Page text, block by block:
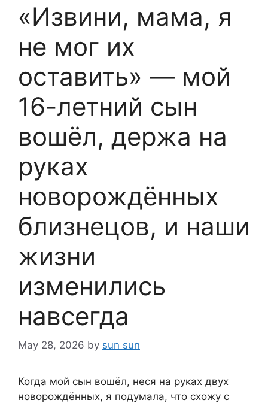
«Извини, мама, я
не мог их
оставить» — мой
16-летний сын
вошёл, держа на
руках
новорождённых
близнецов, и наши
жизни
изменились
навсегда
May 28, 2026 by sun sun
Когда мой сын вошёл, неся на руках двух
новорождённых, я подумала, что схожу с